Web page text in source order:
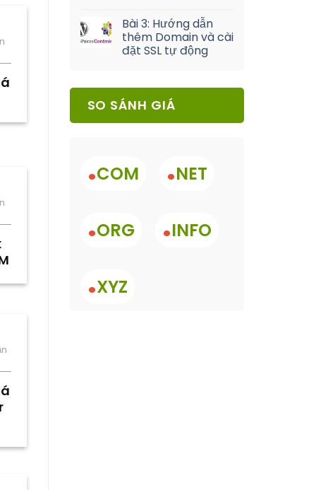
Bài 3: Hướng dẫn
thêm Domain và cài
đặt SSL tự động
SO SÁNH GIÁ
.COM .NET
.ORG .INFO
.XYZ